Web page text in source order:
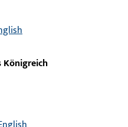
0O-0-1 | Drückerstift |
Königreich